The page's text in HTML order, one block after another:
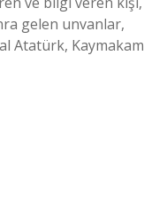
gelen unvanlar,
Atatürk, Kaymakam